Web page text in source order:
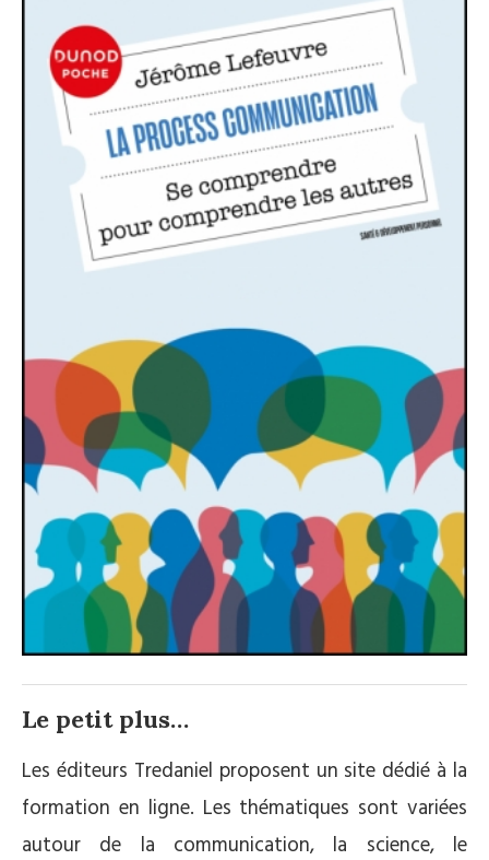
Le petit plus…
Les éditeurs Tredaniel proposent un site dédié à la
formation en ligne. Les thématiques sont variées
autour de la communication, la science, le